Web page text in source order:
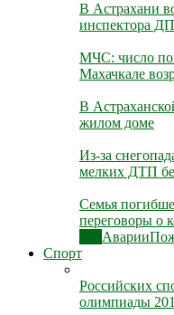
В Астрахани
инспектора
МЧС: число
Махачкале
В
жилом доме
Из-за
мелких ДТП
Семья
переговоры о
Аварии
Спорт
Российских
олимпиады